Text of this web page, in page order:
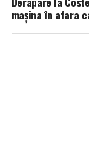
mașina în afara